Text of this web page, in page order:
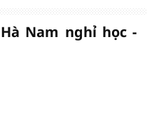
Nam nghỉ học -